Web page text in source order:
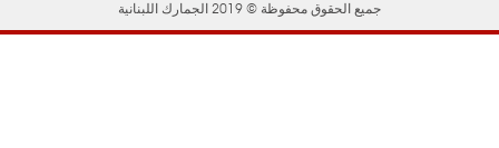
جميع الحقوق محفوظة © 2019 الجمارك اللبنانية